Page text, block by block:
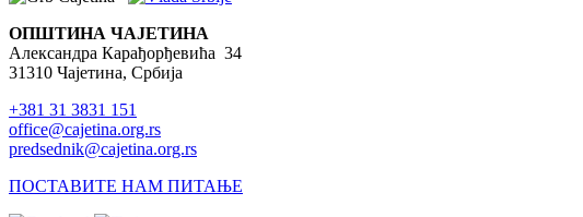
ОПШТИНА ЧАЈЕТИНА
Александра Карађорђевића 34
31310 Чајетина, Србија
+381 31 3831 151
office@cajetina.org.rs
predsednik@cajetina.org.rs
ПОСТАВИТЕ НАМ ПИТАЊЕ